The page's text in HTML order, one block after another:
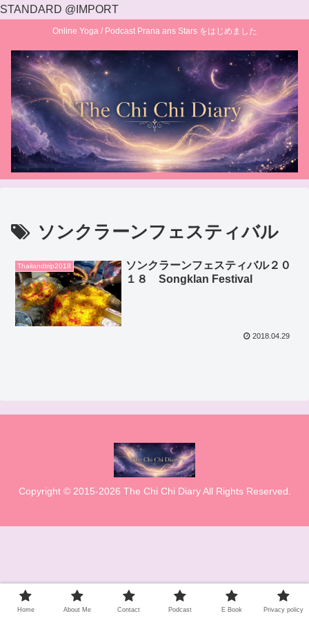
STANDARD @IMPORT
Online Yoga / Podcast Prana ans Stars をはじめました
ソンクラーンフェスティバル
Thailandtrip2018
ソンクラーンフェスティバル２０
１８ Songklan Festival
2018.04.29
Copyright © 2015-2026 The Chi Chi Diary All Rights Reserved.
Home About Me Contact Podcast E Book Privacy policy